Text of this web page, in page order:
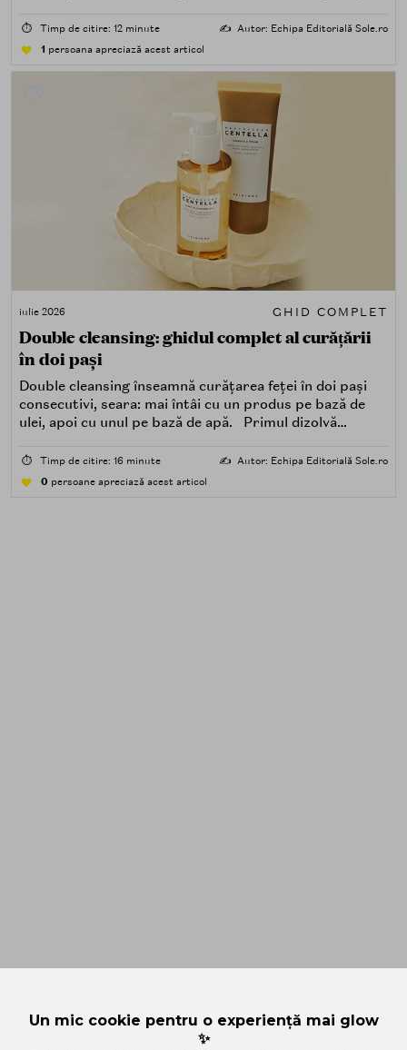
⏱️ Timp de citire: 12 minute ✍️ Autor: Echipa Editorială Sole.ro
1 persoana apreciază acest articol
iulie 2026 GHID COMPLET
Double cleansing: ghidul complet al curățării
în doi pași
Double cleansing înseamnă curățarea feței în doi pași
consecutivi, seara: mai întâi cu un produs pe bază de
ulei, apoi cu unul pe bază de apă. Primul dizolvă
poluare. Al doilea îndepărtează impuritățile solubile în
⏱️ Timp de citire: 16 minute ✍️ Autor: Echipa Editorială Sole.ro
0 persoane apreciază acest articol
Un mic cookie pentru o experiență mai glow
✨